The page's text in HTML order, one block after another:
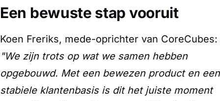
Een bewuste stap vooruit
Koen Freriks, mede-oprichter van CoreCubes:
"We zijn trots op wat we samen hebben
opgebouwd. Met een bewezen product en een
stabiele klantenbasis is dit het juiste moment